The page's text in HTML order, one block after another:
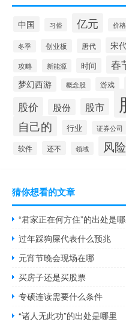
中国 习俗 亿元 价格
冬季 创业板 唐代 宋
攻略 新能源 时间 春
梦幻西游 概念股 游戏
股价 股份 股市
自己的 行业 证券公司
软件 还不 领域 风险
猜你想看的文章
“君家正在何方住”的出处是
过年踩狗屎代表什么预兆
元宵节晚会现场在哪
买房子还是买股票
专硕连读需要什么条件
“诸人无此功”的出处是哪里